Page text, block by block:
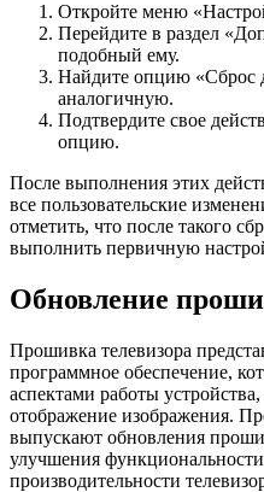
Откройте меню
Перейдите в раздел
подобный ему.
Найдите опцию «Сброс
аналогичную.
Подтвердите свое
опцию.
После выполнения этих
все пользовательские
отметить, что после такого
выполнить первичную
Обновление
Прошивка телевизора
программное обеспечение,
аспектами работы
отображение изображения.
выпускают обновления
улучшения
производительности